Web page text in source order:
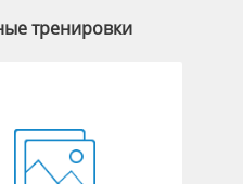
тренировки